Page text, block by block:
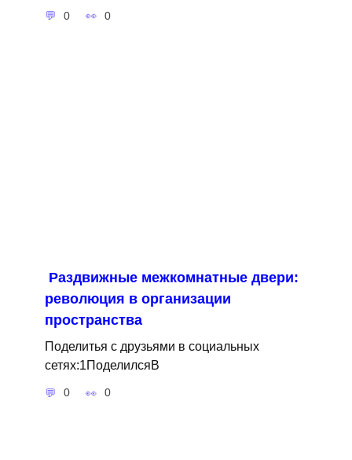
0 0
Раздвижные межкомнатные двери:
революция в организации
пространства
Поделитья с друзьями в социальных
сетях:1ПоделилсяВ
0 0